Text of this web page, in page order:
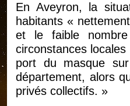
En Aveyron, la
habitants «
et le faible nombre
circonstances locales
port du masque
département, alors
privés collectifs. »